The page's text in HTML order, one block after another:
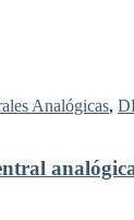
Analógicas,